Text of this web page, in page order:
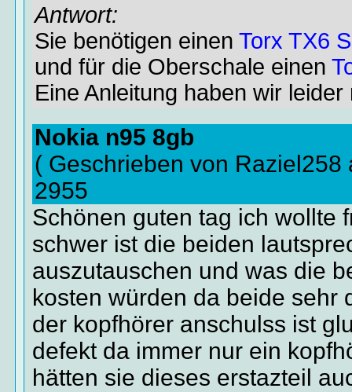
Antwort:
Sie benötigen einen Torx TX6
und für die Oberschale einen
Eine Anleitung haben wir
Nokia n95 8gb
( Geschrieben von Raziel258
2955
Schönen guten tag ich wollte
schwer ist die beiden
auszutauschen und was die
kosten würden da beide sehr
der kopfhörer anschulss ist
defekt da immer nur ein
hätten sie dieses erstazteil